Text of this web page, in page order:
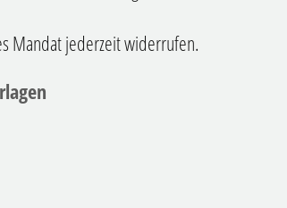
Mandat jederzeit widerrufen.